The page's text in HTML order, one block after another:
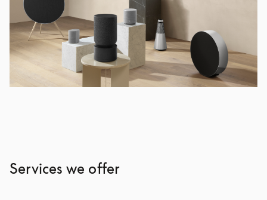
Services we offer